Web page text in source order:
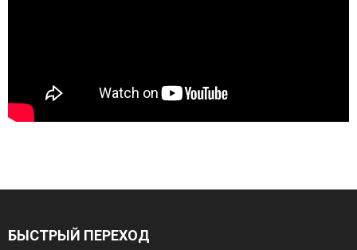
БЫСТРЫЙ ПЕРЕХОД